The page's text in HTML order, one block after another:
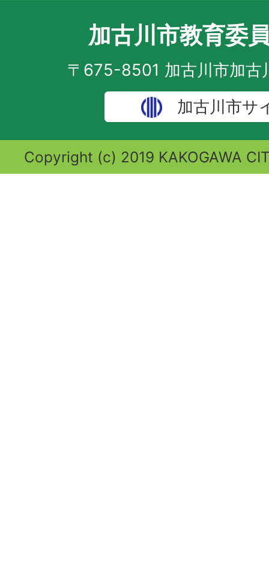
加古川市教育委
〒675-8501 加古川市加古
加古川市サ
Copyright (c) 2019 KAKOGAWA